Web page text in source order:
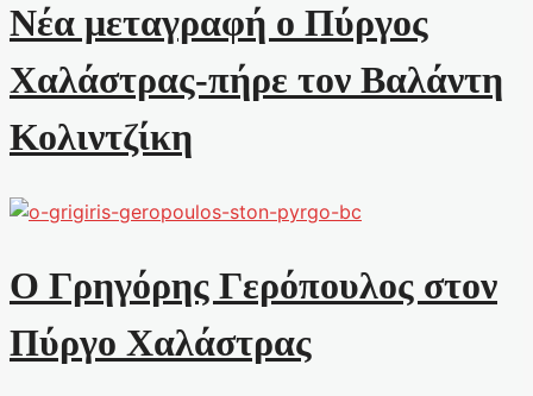
Νέα μεταγραφή ο Πύργος
Χαλάστρας-πήρε τον Βαλάντη
Κολιντζίκη
Ο Γρηγόρης Γερόπουλος στον
Πύργο Χαλάστρας